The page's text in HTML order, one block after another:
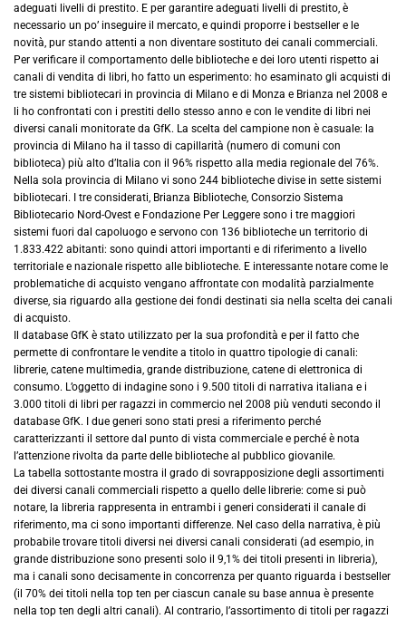
adeguati livelli di prestito. E per garantire adeguati livelli di prestito, è
necessario un po’ inseguire il mercato, e quindi proporre i bestseller e le
novità, pur stando attenti a non diventare sostituto dei canali commerciali.
Per verificare il comportamento delle biblioteche e dei loro utenti rispetto ai
canali di vendita di libri, ho fatto un esperimento: ho esaminato gli acquisti di
tre sistemi bibliotecari in provincia di Milano e di Monza e Brianza nel 2008 e
li ho confrontati con i prestiti dello stesso anno e con le vendite di libri nei
diversi canali monitorate da GfK. La scelta del campione non è casuale: la
provincia di Milano ha il tasso di capillarità (numero di comuni con
biblioteca) più alto d’Italia con il 96% rispetto alla media regionale del 76%.
Nella sola provincia di Milano vi sono 244 biblioteche divise in sette sistemi
bibliotecari. I tre considerati, Brianza Biblioteche, Consorzio Sistema
Bibliotecario Nord-Ovest e Fondazione Per Leggere sono i tre maggiori
sistemi fuori dal capoluogo e servono con 136 biblioteche un territorio di
1.833.422 abitanti: sono quindi attori importanti e di riferimento a livello
territoriale e nazionale rispetto alle biblioteche. E interessante notare come le
problematiche di acquisto vengano affrontate con modalità parzialmente
diverse, sia riguardo alla gestione dei fondi destinati sia nella scelta dei canali
di acquisto.
Il database GfK è stato utilizzato per la sua profondità e per il fatto che
permette di confrontare le vendite a titolo in quattro tipologie di canali:
librerie, catene multimedia, grande distribuzione, catene di elettronica di
consumo. L’oggetto di indagine sono i 9.500 titoli di narrativa italiana e i
3.000 titoli di libri per ragazzi in commercio nel 2008 più venduti secondo il
database GfK. I due generi sono stati presi a riferimento perché
caratterizzanti il settore dal punto di vista commerciale e perché è nota
l’attenzione rivolta da parte delle biblioteche al pubblico giovanile.
La tabella sottostante mostra il grado di sovrapposizione degli assortimenti
dei diversi canali commerciali rispetto a quello delle librerie: come si può
notare, la libreria rappresenta in entrambi i generi considerati il canale di
riferimento, ma ci sono importanti differenze. Nel caso della narrativa, è più
probabile trovare titoli diversi nei diversi canali considerati (ad esempio, in
grande distribuzione sono presenti solo il 9,1% dei titoli presenti in libreria),
ma i canali sono decisamente in concorrenza per quanto riguarda i bestseller
(il 70% dei titoli nella top ten per ciascun canale su base annua è presente
nella top ten degli altri canali). Al contrario, l’assortimento di titoli per ragazzi